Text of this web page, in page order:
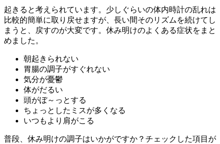
起きると考えられています。少しぐらいの体内時計の乱れは
比較的簡単に取り戻せますが、長い間そのリズムを続けてし
まうと、戻すのが大変です。休み明けのよくある症状をまと
めました。
朝起きられない
胃腸の調子がすぐれない
気分が憂鬱
体がだるい
頭がぼ～っとする
ちょっとしたミスが多くなる
いつもより肩がこる
普段、休み明けの調子はいかがですか？チェックした項目が